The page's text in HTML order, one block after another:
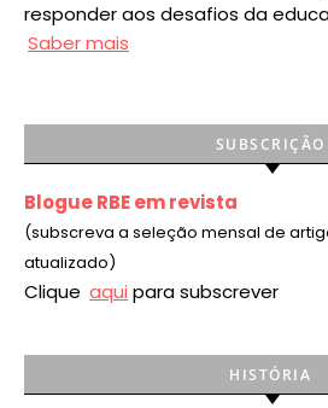
responder aos desafios da
Saber mais
SUBSCRIÇÃO
Blogue RBE em revista
(subscreva a seleção mensal de
atualizado)
Clique aqui para subscrever
HISTÓRIA